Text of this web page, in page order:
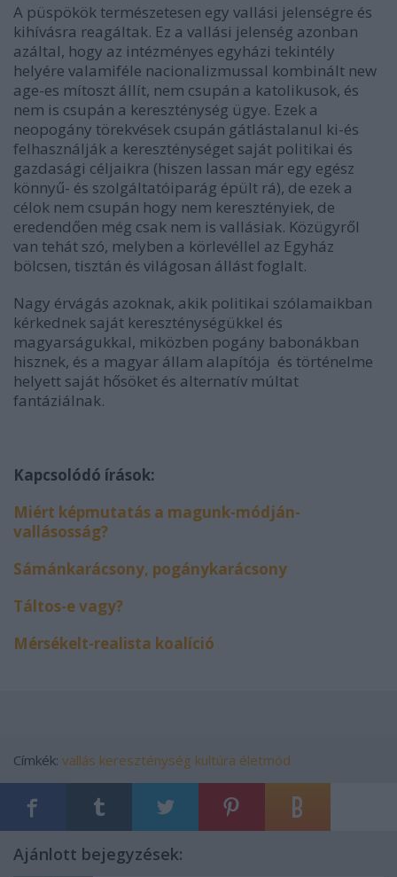
A püspökök természetesen egy vallási jelenségre és
kihívásra reagáltak. Ez a vallási jelenség azonban
azáltal, hogy az intézményes egyházi tekintély
helyére valamiféle nacionalizmussal kombinált new
age-es mítoszt állít, nem csupán a katolikusok, és
nem is csupán a kereszténység ügye. Ezek a
neopogány törekvések csupán gátlástalanul ki-és
felhasználják a kereszténységet saját politikai és
gazdasági céljaikra (hiszen lassan már egy egész
könnyű- és szolgáltatóiparág épült rá), de ezek a
célok nem csupán hogy nem keresztényiek, de
eredendően még csak nem is vallásiak. Közügyről
van tehát szó, melyben a körlevéllel az Egyház
bölcsen, tisztán és világosan állást foglalt.
Nagy érvágás azoknak, akik politikai szólamaikban
kérkednek saját kereszténységükkel és
magyarságukkal, miközben pogány babonákban
hisznek, és a magyar állam alapítója és történelme
helyett saját hősöket és alternatív múltat
fantáziálnak.
Kapcsolódó írások:
Miért képmutatás a magunk-módján-
vallásosság?
Sámánkarácsony, pogánykarácsony
Táltos-e vagy?
Mérsékelt-realista koalíció
Címkék: vallás kereszténység kultúra életmód
Ajánlott bejegyzések: